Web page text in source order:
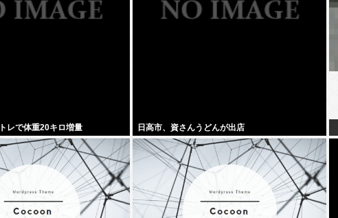
レで体重20キロ増量 日高市、資さんうどんが出店